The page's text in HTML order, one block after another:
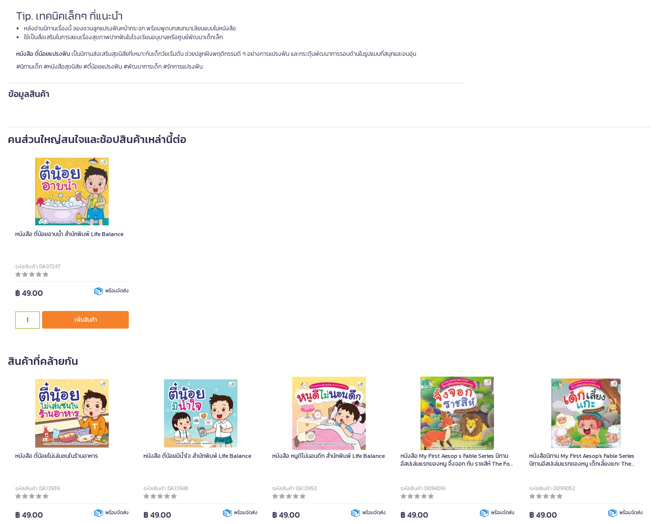
Tip. เทคนิคเล็กๆ ที่แนะนำ
หลังอ่านนิทานเรื่องนี้ ลองชวนลูกแปรงฟันหน้ากระจก พร้อมพูดบทสนทนาเลียนแบบในหนังสือ
ใช้เป็นสื่อเสริมในการสอนเรื่องสุขภาพปากฟันในโรงเรียนอนุบาลหรือศูนย์พัฒนาเด็กเล็ก
หนังสือ ตี๋น้อยแปรงฟันเป็นนิทานส่งเสริมสุขนิสัยที่เหมาะกับเด็กวัยเริ่มต้น ช่วยปลูกฝังพฤติกรรมดี ๆ อย่างการแปรงฟัน และกระตุ้นพัฒนาการรอบด้านในรูปแบบที่สนุกและอบอุ่น
#นิทานเด็ก #หนังสือสุขนิสัย #ตี๋น้อยแปรงฟัน #พัฒนาการเด็ก #รักการแปรงฟัน
ข้อมูลสินค้า
คนส่วนใหญ่สนใจและช้อปสินค้าเหล่านี้ต่อ
หนังสือ ตี๋น้อยอาบน้ำ สำนักพิมพ์ Life Balance
รหัสสินค้า DA07247
฿ 49.00 พร้อมจัดส่ง
เพิ่มสินค้า
สินค้าที่คล้ายกัน
หนังสือ ตี๋น้อยไม่เล่นซนในร้านอาหาร
รหัสสินค้า DA13939
฿ 49.00 พร้อมจัดส่ง
หนังสือ ตี๋น้อยมีน้ำใจ สำนักพิมพ์ Life Balance
รหัสสินค้า DA13948
฿ 49.00 พร้อมจัดส่ง
หนังสือ หนูดีไม่นอนดึก สำนักพิมพ์ Life Balance
รหัสสินค้า DA13953
฿ 49.00 พร้อมจัดส่ง
หนังสือ My First Aesop s Fable Series นิทาน
อีสปเล่มแรกของหนู จิ้งจอก กับ ราชสีห์ The Fox
รหัสสินค้า D094016
฿ 49.00 พร้อมจัดส่ง
หนังสือนิทาน My First Aesop's Fable Series
นิทานอีสปเล่มแรกของหนู เด็กเลี้ยงแกะ The
รหัสสินค้า D099052
฿ 49.00 พร้อมจัดส่ง